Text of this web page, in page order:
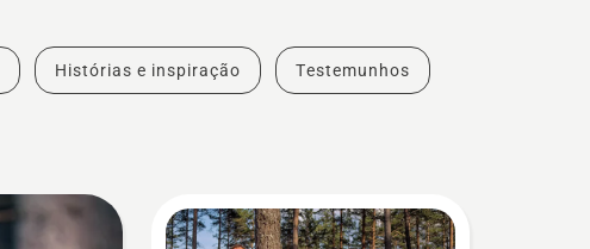
Histórias e inspiração Testemunhos